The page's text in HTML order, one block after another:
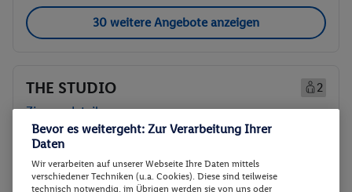
30 weitere Angebote anzeigen
THE STUDIO
2
Zimmerdetails
Buchen
THE STUDIO
14.01. - 19.01.2027
Bevor es weitergeht: Zur Verarbeitung Ihrer
Daten
Wir verarbeiten auf unserer Webseite Ihre Daten mittels
verschiedener Techniken (u.a. Cookies). Diese sind teilweise
technisch notwendig, im Übrigen werden sie von uns oder